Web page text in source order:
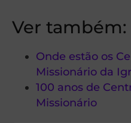
Ver também:
Onde estão os
Missionário da
100 anos de
Missionário